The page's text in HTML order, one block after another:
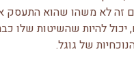
זה לא משהו שהוא התעסק
יכול להיות שהשיטות שלו
של גוגל.